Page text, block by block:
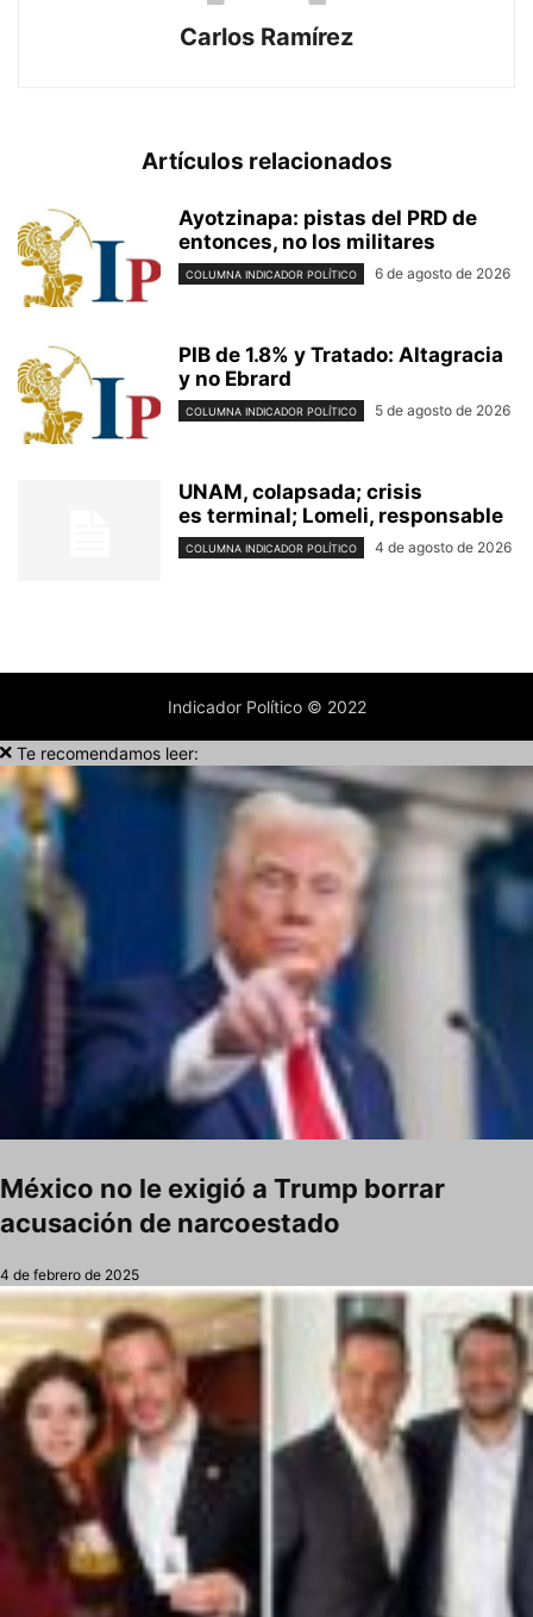
Carlos Ramírez
Artículos relacionados
Ayotzinapa: pistas del PRD de
entonces, no los militares
COLUMNA INDICADOR POLÍTICO 6 de agosto de 2026
PIB de 1.8% y Tratado: Altagracia
y no Ebrard
COLUMNA INDICADOR POLÍTICO 5 de agosto de 2026
UNAM, colapsada; crisis
es terminal; Lomeli, responsable
COLUMNA INDICADOR POLÍTICO 4 de agosto de 2026
Indicador Político © 2022
Te recomendamos leer:
México no le exigió a Trump borrar
acusación de narcoestado
4 de febrero de 2025